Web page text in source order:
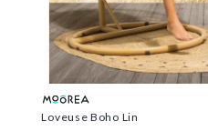
Loveuse Boho Lin